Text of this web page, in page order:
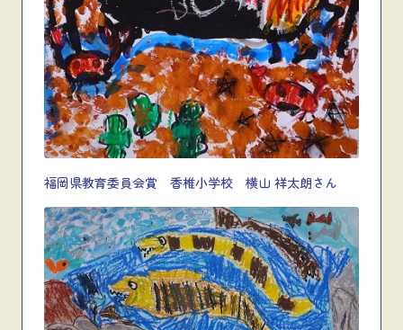
福岡県教育委員会賞 香椎小学校 横山 祥太朗さん